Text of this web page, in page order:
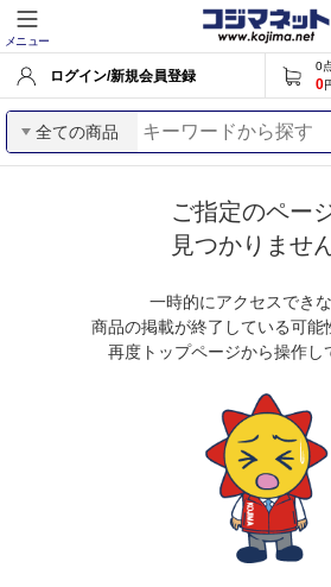
メニュー
ログイン/新規会員登録
0
0
全ての商品
ご指定のペー
見つかりません
一時的にアクセスできな
商品の掲載が終了している可能
再度トップページから操作し